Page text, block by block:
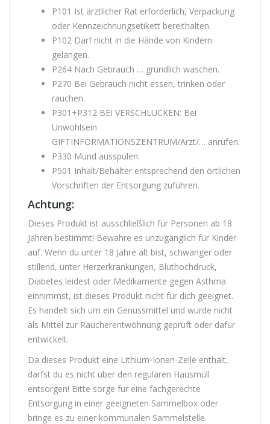
P101 Ist ärztlicher Rat erforderlich, Verpackung
oder Kennzeichnungsetikett bereithalten.
P102 Darf nicht in die Hände von Kindern
gelangen.
P264 Nach Gebrauch … gründlich waschen.
P270 Bei Gebrauch nicht essen, trinken oder
rauchen.
P301+P312 BEI VERSCHLUCKEN: Bei
Unwohlsein
GIFTINFORMATIONSZENTRUM/Arzt/… anrufen.
P330 Mund ausspülen.
P501 Inhalt/Behälter entsprechend den örtlichen
Vorschriften der Entsorgung zuführen.
Achtung:
Dieses Produkt ist ausschließlich für Personen ab 18
Jahren bestimmt! Bewahre es unzugänglich für Kinder
auf. Wenn du unter 18 Jahre alt bist, schwanger oder
stillend, unter Herzerkrankungen, Bluthochdruck,
Diabetes leidest oder Medikamente gegen Asthma
einnimmst, ist dieses Produkt nicht für dich geeignet.
Es handelt sich um ein Genussmittel und wurde nicht
als Mittel zur Raucherentwöhnung geprüft oder dafür
entwickelt.
Da dieses Produkt eine Lithium-Ionen-Zelle enthält,
darfst du es nicht über den regulären Hausmüll
entsorgen! Bitte sorge für eine fachgerechte
Entsorgung in einer geeigneten Sammelbox oder
bringe es zu einer kommunalen Sammelstelle.